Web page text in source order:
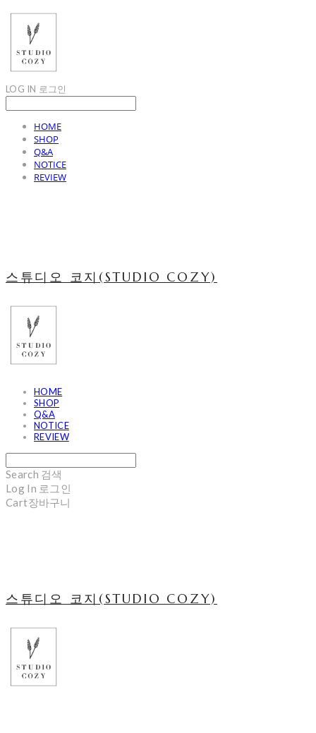
LOG IN 로그인
HOME
SHOP
Q&A
NOTICE
REVIEW
스튜디오 코지(STUDIO COZY)
HOME
SHOP
Q&A
NOTICE
REVIEW
Search 검색
Log In 로그인
Cart장바구니
스튜디오 코지(STUDIO COZY)